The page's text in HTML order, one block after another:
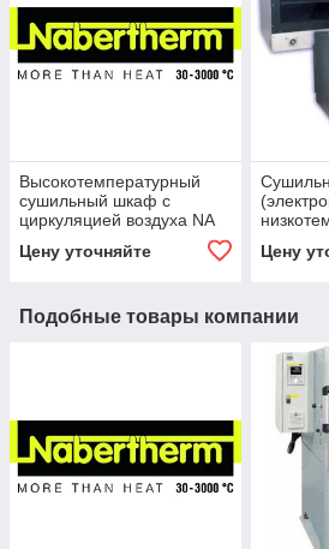
Высокотемпературный
сушильный шкаф с
циркуляцией воздуха NA
Цену уточняйте
SNOL
Цену
Подобные товары компании